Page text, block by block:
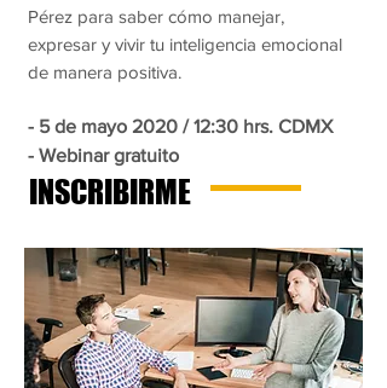
Pérez para saber cómo manejar,
expresar y vivir tu inteligencia emocional
de manera positiva.
- 5 de mayo 2020 / 12:30 hrs. CDMX
- Webinar gratuito
INSCRIBIRME